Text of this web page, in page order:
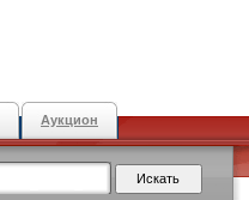
Аукцион